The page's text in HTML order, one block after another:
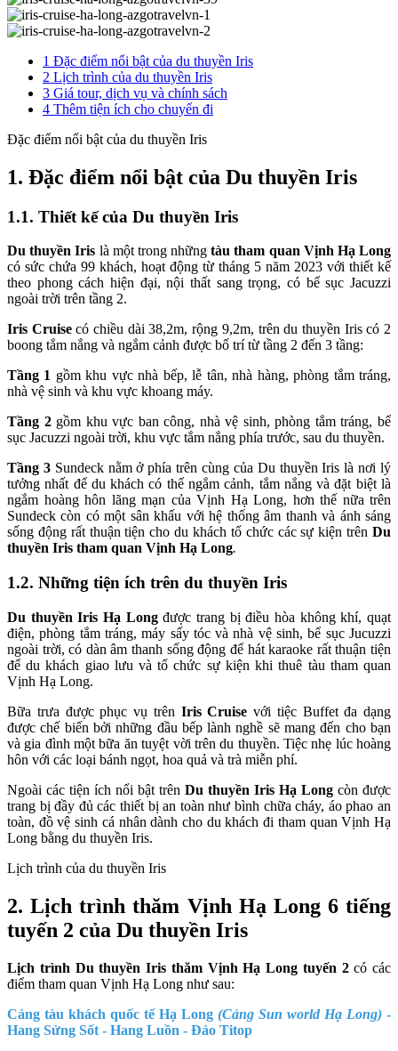
1 Đặc điểm nổi bật của du thuyền Iris
2 Lịch trình của du thuyền Iris
3 Giá tour, dịch vụ và chính sách
4 Thêm tiện ích cho chuyến đi
Đặc điểm nổi bật của du thuyền Iris
1. Đặc điểm nổi bật của Du thuyền Iris
1.1. Thiết kế của Du thuyền Iris
Du thuyền Iris là một trong nhữngtàu tham quan Vịnh Hạ Long
có sức chứa 99 khách, hoạt động từ tháng 5 năm 2023 với thiết kế
theo phong cách hiện đại, nội thất sang trọng, có bể sục Jacuzzi
ngoài trời trên tầng 2.
Iris Cruisecó chiều dài 38,2m, rộng 9,2m, trên du thuyền Iris có 2
boong tắm nắng và ngắm cảnh được bố trí từ tầng 2 đến 3 tầng:
Tầng 1 gồm khu vực nhà bếp, lễ tân, nhà hàng, phòng tắm tráng,
nhà vệ sinh và khu vực khoang máy.
Tầng 2gồm khu vực ban công, nhà vệ sinh, phòng tắm tráng, bể
sục Jacuzzi ngoài trời, khu vực tắm nắng phía trước, sau du thuyền.
Tầng 3Sundeck nằm ở phía trên cùng của Du thuyền Iris là nơi lý
tưởng nhất để du khách có thể ngắm cảnh, tắm nắng và đặt biệt là
ngắm hoàng hôn lãng mạn của Vịnh Hạ Long, hơn thế nữa trên
Sundeck còn có một sân khấu với hệ thống âm thanh và ánh sáng
sống động rất thuận tiện cho du khách tổ chức các sự kiện trên Du
thuyền Iris tham quan Vịnh Hạ Long.
1.2. Những tiện ích trên du thuyền Iris
Du thuyền Iris Hạ Longđược trang bị điều hòa không khí, quạt
điện, phòng tắm tráng, máy sấy tóc và nhà vệ sinh, bể sục Jucuzzi
ngoài trời, có dàn âm thanh sống động để hát karaoke rất thuận tiện
để du khách giao lưu và tổ chức sự kiện khi thuê tàu tham quan
Vịnh Hạ Long.
Bữa trưa được phục vụ trên Iris Cruise với tiệc Buffet đa dạng
được chế biến bởi những đầu bếp lành nghề sẽ mang đến cho bạn
và gia đình một bữa ăn tuyệt vời trên du thuyền. Tiệc nhẹ lúc hoàng
hôn với các loại bánh ngọt, hoa quả và trà miễn phí.
Ngoài các tiện ích nổi bật trên Du thuyền Iris Hạ Long còn được
trang bị đầy đủ các thiết bị an toàn như bình chữa cháy, áo phao an
toàn, đồ vệ sinh cá nhân dành cho du khách đi tham quan Vịnh Hạ
Long bằng du thuyền Iris.
Lịch trình của du thuyền Iris
2. Lịch trình thăm Vịnh Hạ Long 6 tiếng
tuyến 2 của Du thuyền Iris
Lịch trình Du thuyền Iris thăm Vịnh Hạ Long tuyến 2có các
điểm tham quan Vịnh Hạ Long như sau:
Cảng tàu khách quốc tế Hạ Long (Cảng Sun world Hạ Long) -
Hang Sửng Sốt - Hang Luồn - Đảo Titop